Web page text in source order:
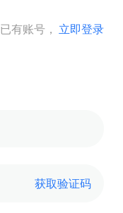
已有账号， 立即登录
获取验证码